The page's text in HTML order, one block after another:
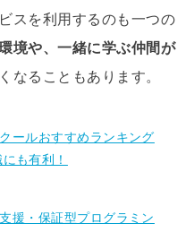
スを利用するのも一つの
境や、一緒に学ぶ仲間が
なることもあります。
ールおすすめランキング
も有利！
援・保証型プログラミン